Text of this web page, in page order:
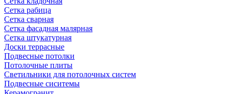
Сетка рабица
Сетка сварная
Сетка фасадная малярная
Сетка штукатурная
Доски террасные
Подвесные потолки
Потолочные плиты
Светильники для потолочных систем
Подвесные сиситемы